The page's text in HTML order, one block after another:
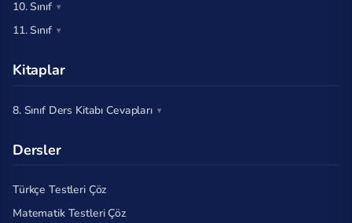
10. Sınıf
11. Sınıf
Kitaplar
8. Sınıf Ders Kitabı Cevapları
Dersler
Türkçe Testleri Çöz
Matematik Testleri Çöz